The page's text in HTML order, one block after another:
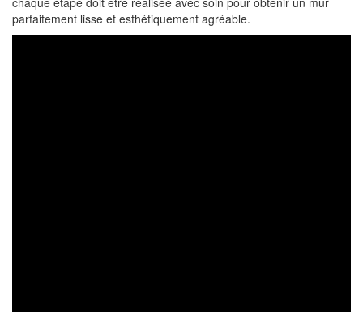
parfaitement lisse et esthétiquement agréable.